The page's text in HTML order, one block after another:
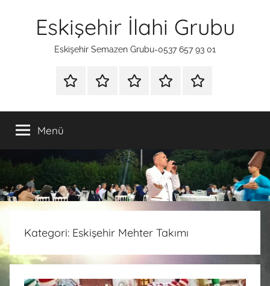
Eskişehir İlahi Grubu
Eskişehir Semazen Grubu-0537 657 93 01
ANA
SÜNNETİLAHİ
HAKKIMIZDA
İLETİŞİM
Menü
Kategori: Eskişehir Mehter Takımı